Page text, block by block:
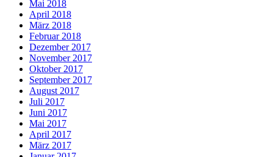
Mai 2018
April 2018
März 2018
Februar 2018
Dezember 2017
November 2017
Oktober 2017
September 2017
August 2017
Juli 2017
Juni 2017
Mai 2017
April 2017
März 2017